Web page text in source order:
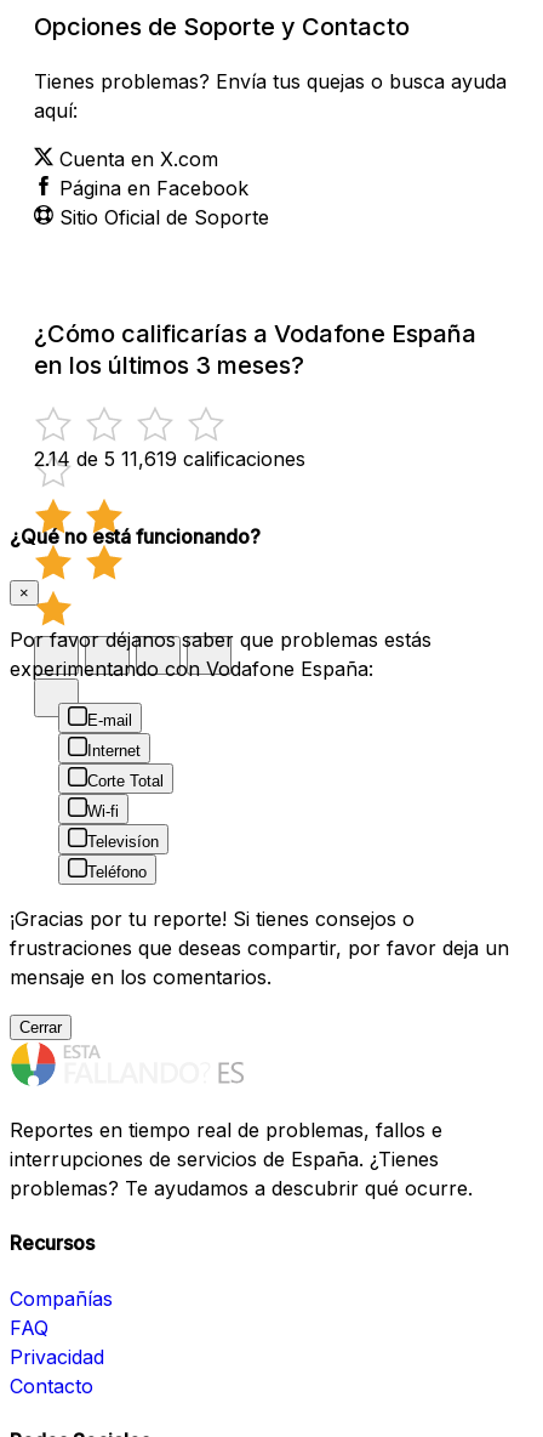
Opciones de Soporte y Contacto
Tienes problemas? Envía tus quejas o busca ayuda
aquí:
Cuenta en X.com
Página en Facebook
Sitio Oficial de Soporte
¿Cómo calificarías a Vodafone España
en los últimos 3 meses?
2.14 de 5 11,619 calificaciones
¿Qué no está funcionando?
×
Por favor déjanos saber que problemas estás
experimentando con Vodafone España:
E-mail
Internet
Corte Total
Wi-fi
Televisíon
Teléfono
¡Gracias por tu reporte! Si tienes consejos o
frustraciones que deseas compartir, por favor deja un
mensaje en los comentarios.
Cerrar
Reportes en tiempo real de problemas, fallos e
interrupciones de servicios de España. ¿Tienes
problemas? Te ayudamos a descubrir qué ocurre.
Recursos
Compañías
FAQ
Privacidad
Contacto